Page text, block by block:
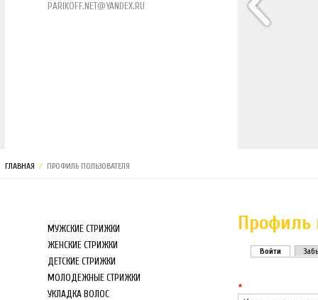
PARIKOFF.NET@YANDEX.RU
ГЛАВНАЯ / ПРОФИЛЬ ПОЛЬЗОВАТЕЛЯ
МУЖСКИЕ СТРИЖКИ
ЖЕНСКИЕ СТРИЖКИ
ДЕТСКИЕ СТРИЖКИ
МОЛОДЕЖНЫЕ СТРИЖКИ
УКЛАДКА ВОЛОС
Профиль
Войти(активная
*